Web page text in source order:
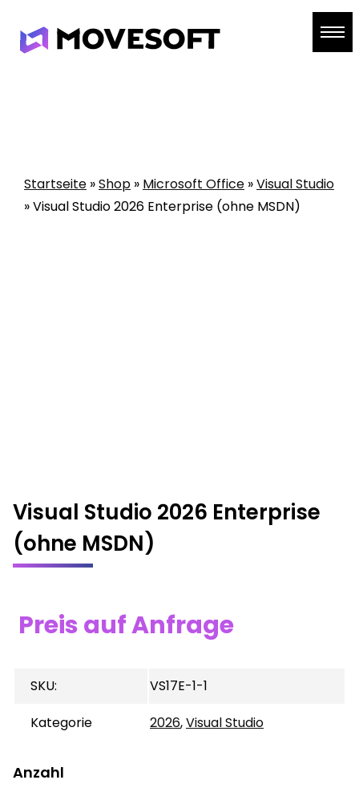
content
Startseite »Shop » Microsoft Office »Visual Studio
»Visual Studio 2026 Enterprise (ohne MSDN)
Visual Studio 2026 Enterprise
(ohne MSDN)
Preis auf Anfrage
SKU:
VS17E-1-1
Kategorie
2026,Visual Studio
Anzahl